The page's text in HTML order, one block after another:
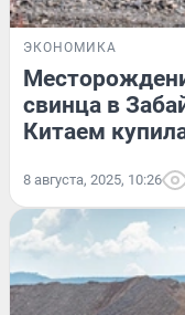
ЭКОНОМИКА
свинца в
Китаем
8 августа, 2025, 10:26